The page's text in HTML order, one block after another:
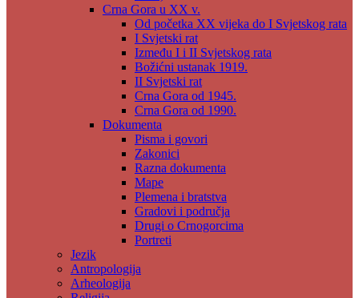
Crna Gora u XX v.
Od početka XX vijeka do I Svjetskog rata
I Svjetski rat
Između I i II Svjetskog rata
Božićni ustanak 1919.
II Svjetski rat
Crna Gora od 1945.
Crna Gora od 1990.
Dokumenta
Pisma i govori
Zakonici
Razna dokumenta
Mape
Plemena i bratstva
Gradovi i područja
Drugi o Crnogorcima
Portreti
Jezik
Antropologija
Arheologija